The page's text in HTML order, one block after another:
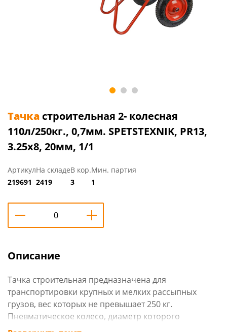
Тачка строительная 2- колесная
110л/250кг., 0,7мм. SPETSTEXNIK, PR13,
3.25х8, 20мм, 1/1
Артикул
219691
На складе
2419
В кор.
3
Мин. партия
1
Описание
Тачка строительная предназначена для
транспортировки крупных и мелких рассыпных
грузов, вес которых не превышает 250 кг.
Пневматическое колесо, диаметр которого
равен 13" (3.25х8)/20 мм, с подшипниками